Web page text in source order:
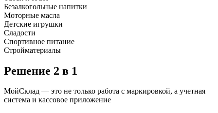
Безалкогольные напитки
Моторные масла
Детские игрушки
Сладости
Спортивное питание
Стройматериалы
Решение 2 в 1
МойСклад — это не только работа с маркировкой, а учетная
система и кассовое приложение